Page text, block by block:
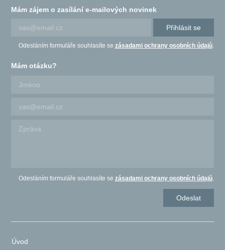
Mám zájem o zasílání e-mailových novinek
Přihlásit se
Odesláním formuláře souhlasíte se zásadami ochrany osobních údajů.
Mám otázku?
Odesláním formuláře souhlasíte se zásadami ochrany osobních údajů.
Úvod